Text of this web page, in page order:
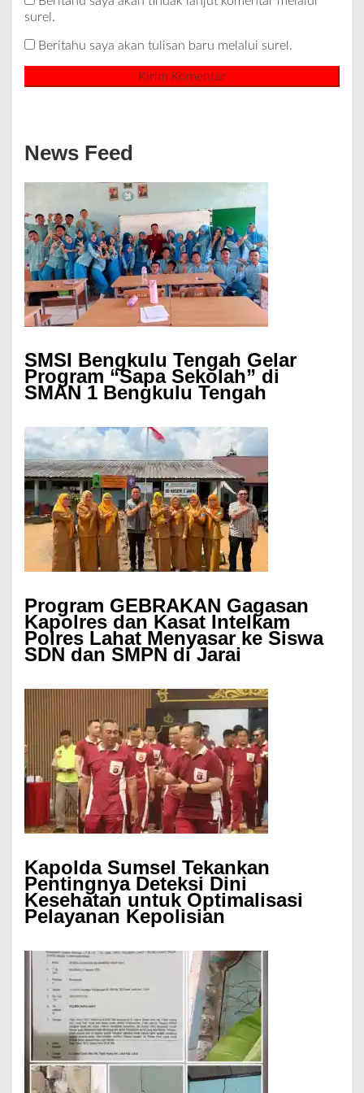
surel.
Beritahu saya akan tulisan baru melalui surel.
News Feed
SMSI Bengkulu Tengah Gelar
Program “Sapa Sekolah” di
SMAN 1 Bengkulu Tengah
Program GEBRAKAN Gagasan
Kapolres dan Kasat Intelkam
Polres Lahat Menyasar ke Siswa
SDN dan SMPN di Jarai
Kapolda Sumsel Tekankan
Pentingnya Deteksi Dini
Kesehatan untuk Optimalisasi
Pelayanan Kepolisian